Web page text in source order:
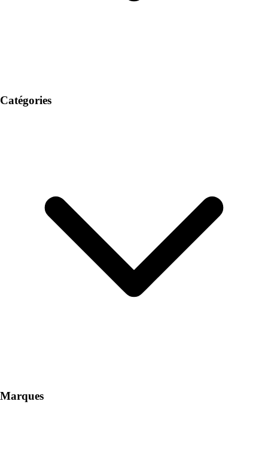
Catégories
Marques